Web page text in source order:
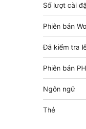
Số lượt cài
Phiên bản
Đã kiểm tra
Phiên bản
Ngôn ngữ
Thẻ